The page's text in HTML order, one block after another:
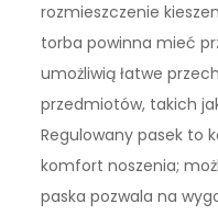
rozmieszczenie
torba powinna mieć
umożliwią łatwe
przedmiotów, takich
Regulowany pasek to
komfort noszenia;
paska pozwala na